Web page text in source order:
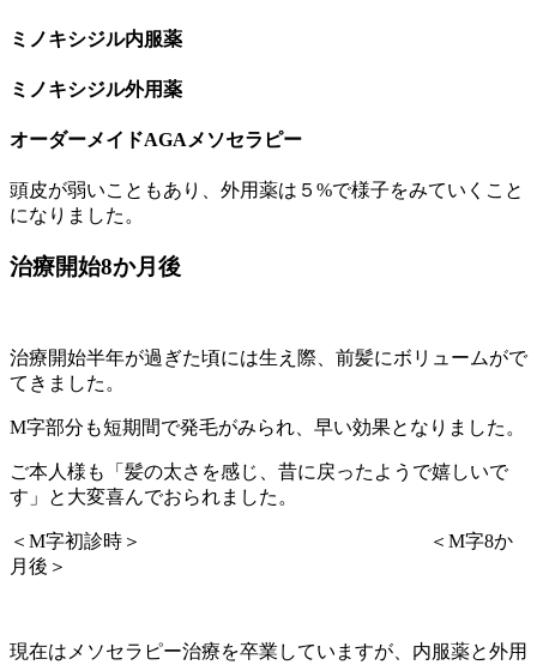
ミノキシジル内服薬
ミノキシジル外用薬
オーダーメイドAGAメソセラピー
頭皮が弱いこともあり、外用薬は５%で様子をみていくこと
になりました。
治療開始8か月後
治療開始半年が過ぎた頃には生え際、前髪にボリュームがで
てきました。
M字部分も短期間で発毛がみられ、早い効果となりました。
ご本人様も「髪の太さを感じ、昔に戻ったようで嬉しいで
す」と大変喜んでおられました。
＜M字初診時＞ ＜M字8か
月後＞
現在はメソセラピー治療を卒業していますが、内服薬と外用